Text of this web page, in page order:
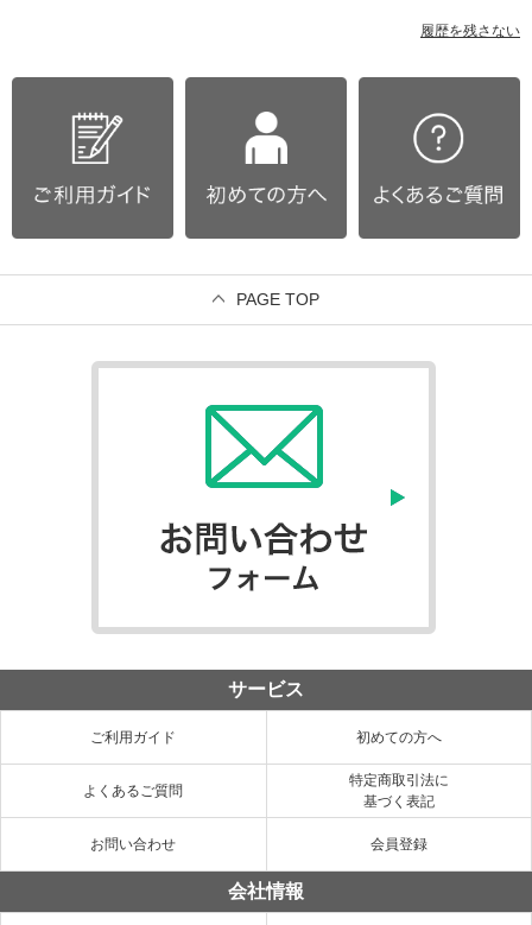
履歴を残さない
PAGE TOP
サービス
ご利用ガイド 初めての方へ
よくあるご質問
特定商取引法に
基づく表記
お問い合わせ 会員登録
会社情報